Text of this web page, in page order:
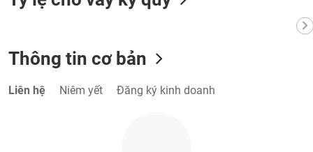
Thông tin cơ bản
Liên hệ Niêm yết Đăng ký kinh doanh
VỤ